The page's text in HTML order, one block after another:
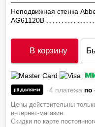
Неподвижная стенка
AG61120B
В корзину
4 платежа по
Цены действительны
интернет-магазин.
Скидки по карте